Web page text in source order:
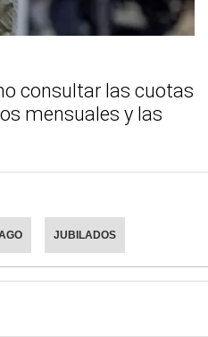
consultar las cuotas
mensuales y las
JUBILADOS